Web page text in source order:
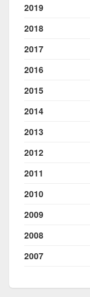
2019
2018
2017
2016
2015
2014
2013
2012
2011
2010
2009
2008
2007